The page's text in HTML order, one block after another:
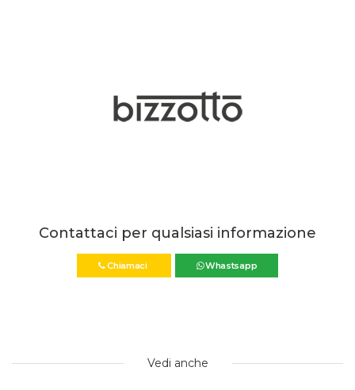
Contattaci per qualsiasi informazione
Chiamaci Whastsapp
Vedi anche